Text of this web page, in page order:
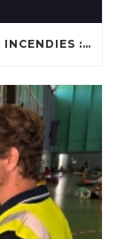
🔥 ENTREPRISES TOUCHÉES PAR LES INCENDIES : LES DISPOSITIFS D’ACCOMPAGNEMENT MIS EN PLACE AFIN DE SOUTENIR LES ENTREPRISES ET LES TRAVAILLEURS INDÉPENDANTS IMPACTÉS SUR LE BASSIN D’ARCACHON